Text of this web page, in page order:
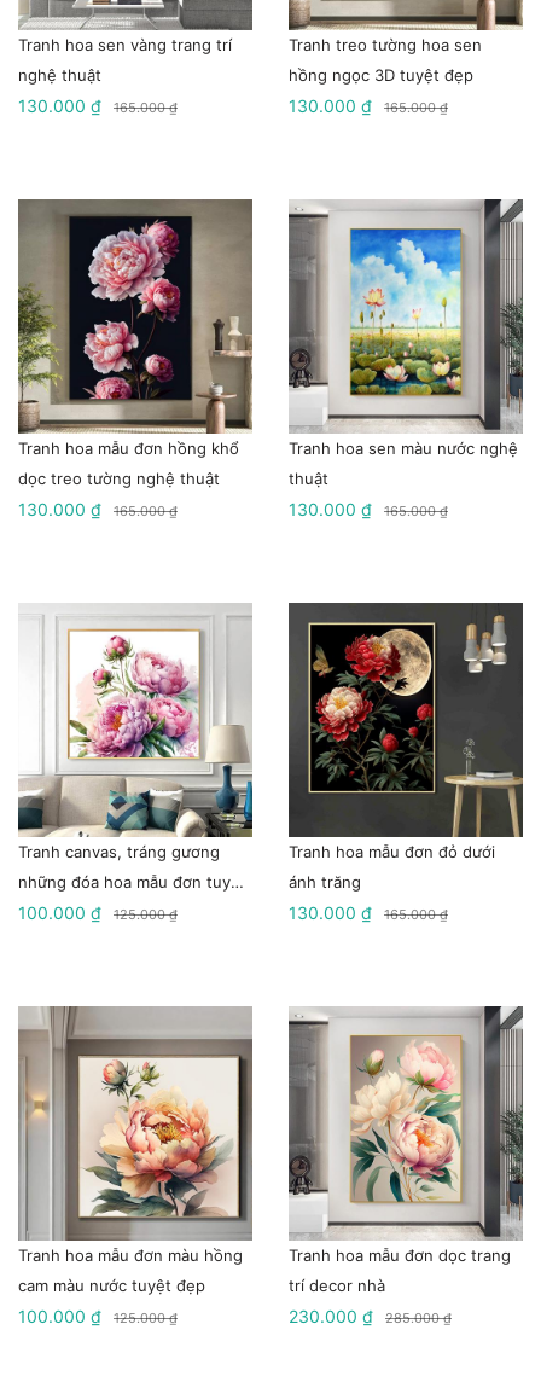
Tranh hoa sen vàng trang trí
nghệ thuật
130.000 ₫ 165.000 ₫
Tranh treo tường hoa sen
hồng ngọc 3D tuyệt đẹp
130.000 ₫ 165.000 ₫
Tranh hoa mẫu đơn hồng khổ
dọc treo tường nghệ thuật
130.000 ₫ 165.000 ₫
Tranh hoa sen màu nước nghệ
thuật
130.000 ₫ 165.000 ₫
Tranh canvas, tráng gương
những đóa hoa mẫu đơn tuyệt
sắc
100.000 ₫ 125.000 ₫
Tranh hoa mẫu đơn đỏ dưới
ánh trăng
130.000 ₫ 165.000 ₫
Tranh hoa mẫu đơn màu hồng
cam màu nước tuyệt đẹp
100.000 ₫ 125.000 ₫
Tranh hoa mẫu đơn dọc trang
trí decor nhà
230.000 ₫ 285.000 ₫